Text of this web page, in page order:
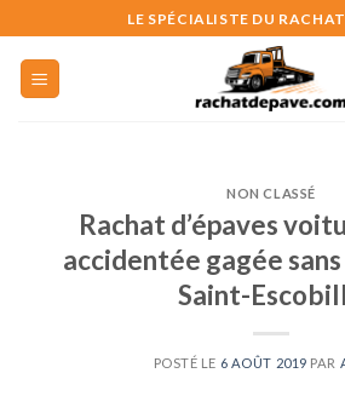
to
content
LE SPÉCIALISTE DU
NON CLASSÉ
Rachat d’épaves
accidentée gagée
Saint-
POSTÉ LE 6 AOÛT 2019 PAR